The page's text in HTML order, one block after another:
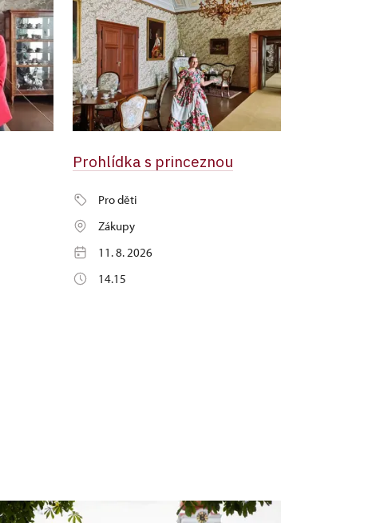
Prohlídka s princeznou
Pro děti
Zákupy
11. 8. 2026
14.15